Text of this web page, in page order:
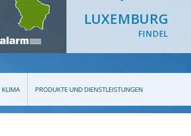
LUXEMBURG
FINDEL
KLIMA PRODUKTE UND DIENSTLEISTUNGEN